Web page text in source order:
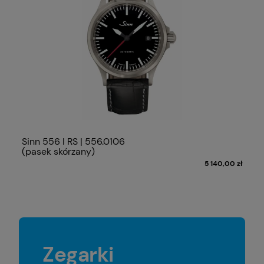
Sinn 556 I RS | 556.0106
(pasek skórzany)
5 140,00 zł
Zegarki